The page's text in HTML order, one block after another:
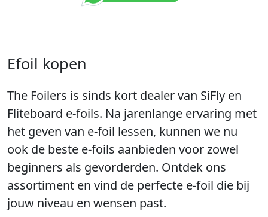
Efoil kopen
The Foilers is sinds kort dealer van SiFly en
Fliteboard e-foils. Na jarenlange ervaring met
het geven van e-foil lessen, kunnen we nu
ook de beste e-foils aanbieden voor zowel
beginners als gevorderden. Ontdek ons
assortiment en vind de perfecte e-foil die bij
jouw niveau en wensen past.